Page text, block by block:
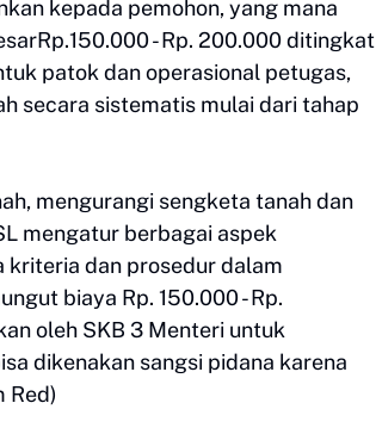
kepada pemohon, yang mana
- Rp. 200.000 ditingkat
patok dan operasional petugas,
secara sistematis mulai dari tahap
mengurangi sengketa tanah dan
mengatur berbagai aspek
kriteria dan prosedur dalam
biaya Rp. 150.000 - Rp.
oleh SKB 3 Menteri untuk
dikenakan sangsi pidana karena
Red)